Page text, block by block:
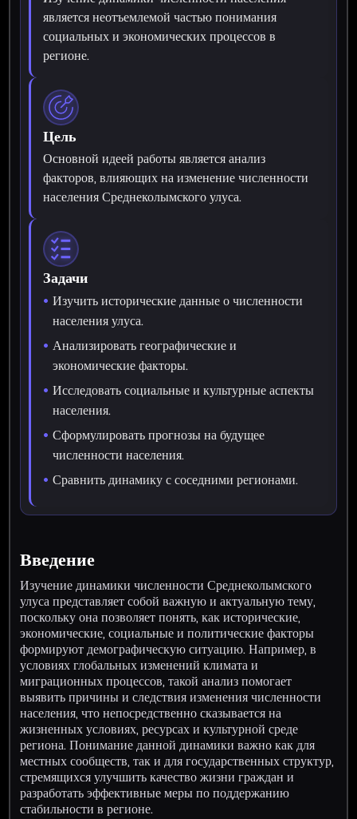
является неотъемлемой частью понимания
социальных и экономических процессов в
регионе.
Цель
Основной идеей работы является анализ
факторов, влияющих на изменение численности
населения Среднеколымского улуса.
Задачи
Изучить исторические данные о численности
населения улуса.
Анализировать географические и
экономические факторы.
Исследовать социальные и культурные аспекты
населения.
Сформулировать прогнозы на будущее
численности населения.
Сравнить динамику с соседними регионами.
Введение
Изучение динамики численности Среднеколымского
улуса представляет собой важную и актуальную тему,
поскольку она позволяет понять, как исторические,
экономические, социальные и политические факторы
формируют демографическую ситуацию. Например, в
условиях глобальных изменений климата и
миграционных процессов, такой анализ помогает
выявить причины и следствия изменения численности
населения, что непосредственно сказывается на
жизненных условиях, ресурсах и культурной среде
региона. Понимание данной динамики важно как для
местных сообществ, так и для государственных структур,
стремящихся улучшить качество жизни граждан и
разработать эффективные меры по поддержанию
стабильности в регионе.